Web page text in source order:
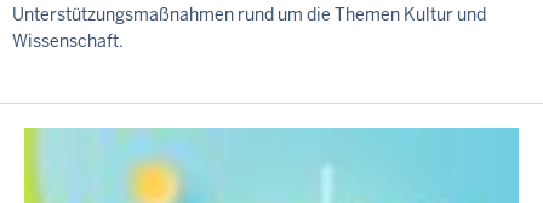
Unterstützungsmaßnahmen rund um die Themen Kultur und
Wissenschaft.